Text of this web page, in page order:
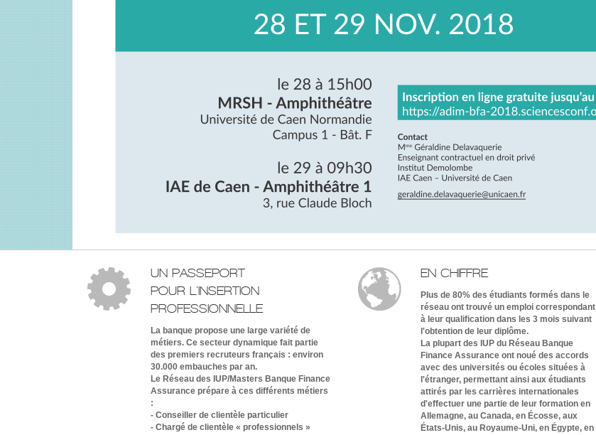
UN PASSEPORT
POUR L'INSERTION
PROFESSIONNELLE
La banque propose une large variété de
métiers. Ce secteur dynamique fait partie
des premiers recruteurs français : environ
30.000 embauches par an.
Le Réseau des IUP/Masters Banque Finance
Assurance prépare à ces différents métiers
:
- Conseiller de clientèle particulier
- Chargé de clientèle « professionnels »
EN CHIFFRE
Plus de 80% des étudiants formés dans le
réseau ont trouvé un emploi correspondant
à leur qualification dans les 3 mois suivant
l'obtention de leur diplôme.
La plupart des IUP du Réseau Banque
Finance Assurance ont noué des accords
avec des universités ou écoles situées à
l'étranger, permettant ainsi aux étudiants
attirés par les carrières internationales
d'effectuer une partie de leur formation en
Allemagne, au Canada, en Écosse, aux
États-Unis, au Royaume-Uni, en Égypte, en